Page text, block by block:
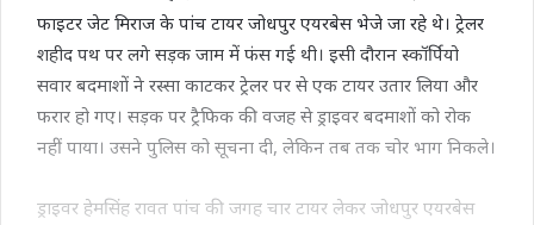
फाइटर जेट मिराज के पांच टायर जोधपुर एयरबेस भेजे जा रहे थे। ट्रेलर
शहीद पथ पर लगे सड़क जाम में फंस गई थी। इसी दौरान स्कॉर्पियो
सवार बदमाशों ने रस्सा काटकर ट्रेलर पर से एक टायर उतार लिया और
फरार हो गए। सड़क पर ट्रैफिक की वजह से ड्राइवर बदमाशों को रोक
नहीं पाया। उसने पुलिस को सूचना दी, लेकिन तब तक चोर भाग निकले।
ड्राइवर हेमसिंह रावत पांच की जगह चार टायर लेकर जोधपुर एयरबेस